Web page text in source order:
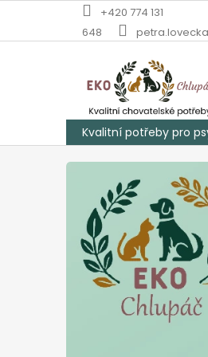
obsah
+420 774 131
648
Kvalitní potřeby pro
E